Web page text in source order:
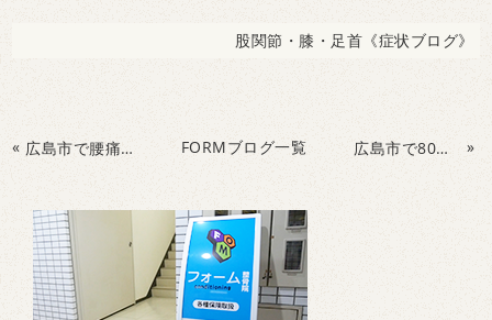
股関節・膝・足首《症状ブログ》
« 広島市で腰痛や姿勢にお悩みの方にオススメ②！！ FORMブログ一覧 広島市で80歳山登りや健康のためのパーソナルトレーニング »